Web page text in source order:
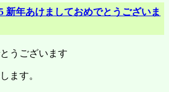
新年あけましておめでとうございま
うございます
ます。